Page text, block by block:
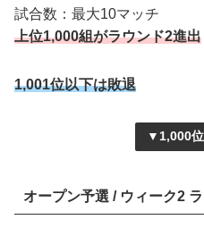
試合数：最大10マッチ
上位1,000組がラウンド2進出
1,001位以下は敗退
▼1,000
オープン予選 / ウィーク2